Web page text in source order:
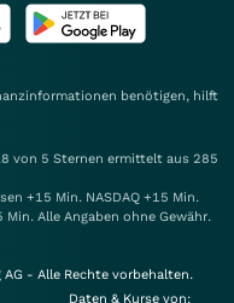
benötigen, hilft
von 5 Sternen ermittelt aus 285
+15 Min. NASDAQ +15 Min.
Min. Alle Angaben ohne Gewähr.
- Alle Rechte vorbehalten.
Daten & Kurse von: